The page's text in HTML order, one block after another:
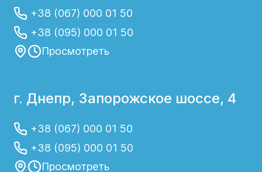
+38 (067) 000 01 50
+38 (095) 000 01 50
Просмотреть
г. Днепр, Запорожское шоссе, 4
+38 (067) 000 01 50
+38 (095) 000 01 50
Просмотреть